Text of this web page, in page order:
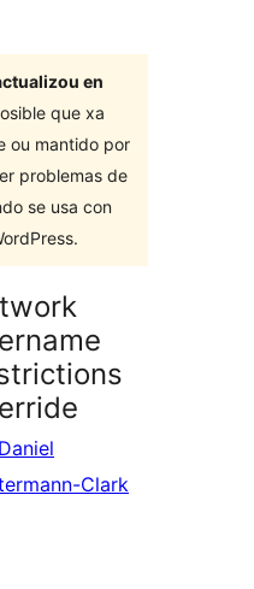
en
que xa
ou mantido por
problemas de
se usa con
Daniel
Clark